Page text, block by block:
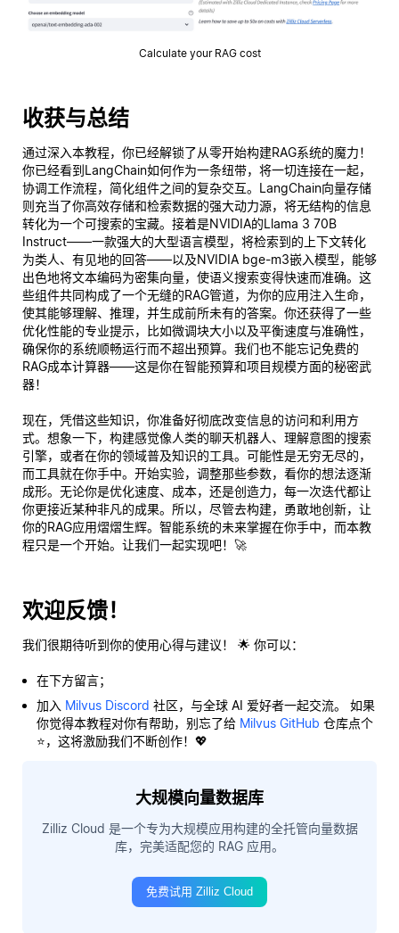
Calculate your RAG cost
收获与总结
通过深入本教程，你已经解锁了从零开始构建RAG系统的魔力！
你已经看到LangChain如何作为一条纽带，将一切连接在一起，
协调工作流程，简化组件之间的复杂交互。LangChain向量存储
则充当了你高效存储和检索数据的强大动力源，将无结构的信息
转化为一个可搜索的宝藏。接着是NVIDIA的Llama 3 70B
Instruct——一款强大的大型语言模型，将检索到的上下文转化
为类人、有见地的回答——以及NVIDIA bge-m3嵌入模型，能够
出色地将文本编码为密集向量，使语义搜索变得快速而准确。这
些组件共同构成了一个无缝的RAG管道，为你的应用注入生命，
使其能够理解、推理，并生成前所未有的答案。你还获得了一些
优化性能的专业提示，比如微调块大小以及平衡速度与准确性，
确保你的系统顺畅运行而不超出预算。我们也不能忘记免费的
RAG成本计算器——这是你在智能预算和项目规模方面的秘密武
器！
现在，凭借这些知识，你准备好彻底改变信息的访问和利用方
式。想象一下，构建感觉像人类的聊天机器人、理解意图的搜索
引擎，或者在你的领域普及知识的工具。可能性是无穷无尽的，
而工具就在你手中。开始实验，调整那些参数，看你的想法逐渐
成形。无论你是优化速度、成本，还是创造力，每一次迭代都让
你更接近某种非凡的成果。所以，尽管去构建，勇敢地创新，让
你的RAG应用熠熠生辉。智能系统的未来掌握在你手中，而本教
程只是一个开始。让我们一起实现吧！🚀
欢迎反馈！
我们很期待听到你的使用心得与建议！ 🌟 你可以：
在下方留言；
加入 Milvus Discord 社区，与全球 AI 爱好者一起交流。 如果
你觉得本教程对你有帮助，别忘了给 Milvus GitHub 仓库点个
⭐，这将激励我们不断创作！💖
大规模向量数据库
Zilliz Cloud 是一个专为大规模应用构建的全托管向量数据
库，完美适配您的 RAG 应用。
免费试用 Zilliz Cloud